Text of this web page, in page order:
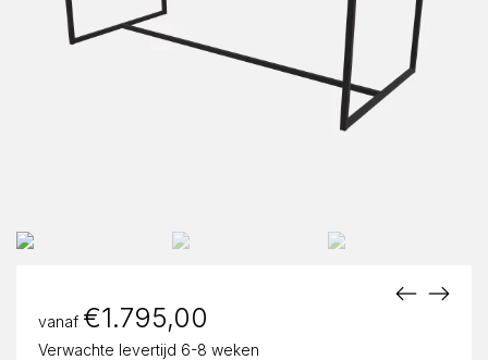
vanaf €1.795,00
Verwachte levertijd 6-8 weken